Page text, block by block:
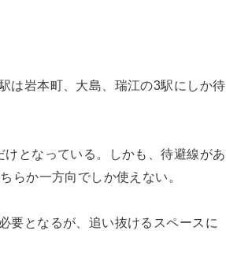
は岩本町、大島、瑞江の3駅にしか待
となっている。しかも、待避線があ
らか一方向でしか使えない。
要となるが、追い抜けるスペースに